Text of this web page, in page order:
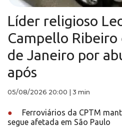
Líder religioso
Campello Ribeiro
de Janeiro por
após
05/08/2026 20:00 3 min
●
Ferroviários da CPTM
segue afetada em São Paulo